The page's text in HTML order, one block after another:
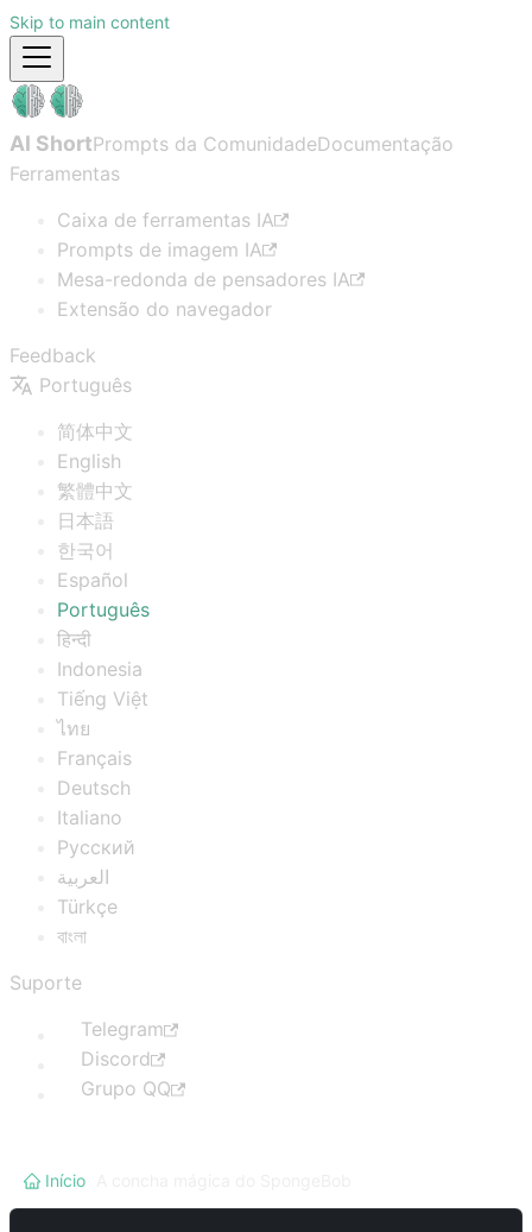
Skip to main content
AI ShortPrompts da ComunidadeDocumentação
Ferramentas
Caixa de ferramentas IA
Prompts de imagem IA
Mesa-redonda de pensadores IA
Extensão do navegador
Feedback
Português
简体中文
English
繁體中文
日本語
한국어
Español
Português
हिन्दी
Indonesia
Tiếng Việt
ไทย
Français
Deutsch
Italiano
Русский
العربية
Türkçe
বাংলা
Suporte
Telegram
Discord
Grupo QQ
Início